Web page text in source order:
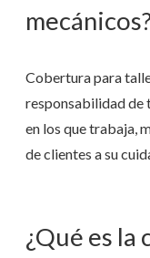
Cobertura para
responsabilidad de
en los que trabaja,
de clientes a su
¿Qué es